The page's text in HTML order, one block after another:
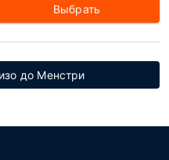
Выбрать
до Менстри